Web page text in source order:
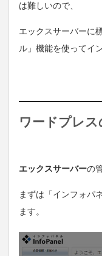
は難しいので、
エックスサーバーに
ル」機能を使ってイ
ワードプレ
エックスサーバーの
まずは「インフォパ
ます。